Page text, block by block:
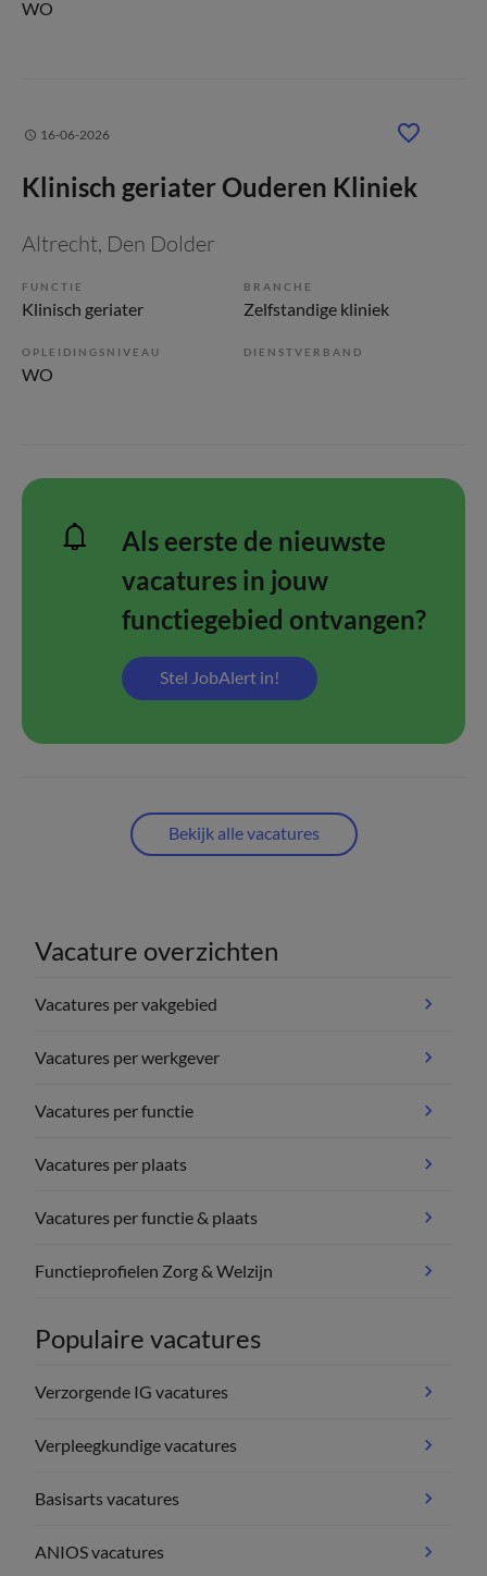
WO
16-06-2026
Klinisch geriater Ouderen Kliniek
Altrecht, Den Dolder
FUNCTIE
Klinisch geriater
BRANCHE
Zelfstandige kliniek
OPLEIDINGSNIVEAU
WO
DIENSTVERBAND
Als eerste de nieuwste
vacatures in jouw
functiegebied ontvangen?
Stel JobAlert in!
Bekijk alle vacatures
Vacature overzichten
Vacatures per vakgebied
Vacatures per werkgever
Vacatures per functie
Vacatures per plaats
Vacatures per functie & plaats
Functieprofielen Zorg & Welzijn
Populaire vacatures
Verzorgende IG vacatures
Verpleegkundige vacatures
Basisarts vacatures
ANIOS vacatures